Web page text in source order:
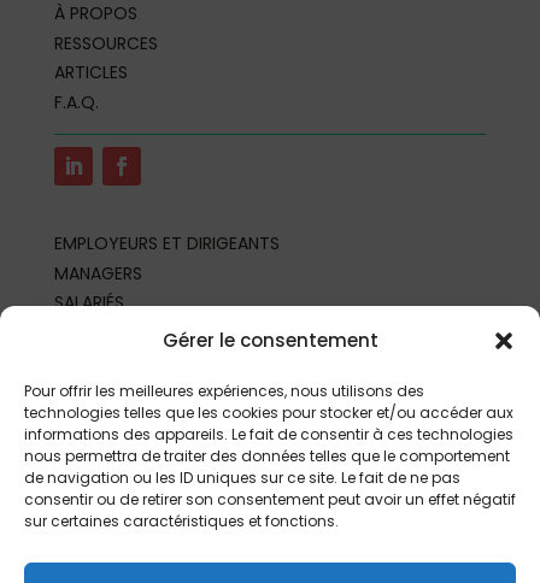
Gérer le consentement
Pour offrir les meilleures expériences, nous utilisons des
technologies telles que les cookies pour stocker et/ou accéder aux
informations des appareils. Le fait de consentir à ces technologies
nous permettra de traiter des données telles que le comportement
de navigation ou les ID uniques sur ce site. Le fait de ne pas
consentir ou de retirer son consentement peut avoir un effet négatif
sur certaines caractéristiques et fonctions.
À PROPOS
RESSOURCES
ARTICLES
F.A.Q.
EMPLOYEURS ET DIRIGEANTS
MANAGERS
SALARIÉS
REPRÉSENTANTS DU PERSONNEL
PARTENAIRES ET PROFESSIONNELS